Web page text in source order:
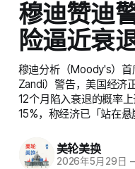
穆迪赞迪
险逼近衰
穆迪分析（Moody's）首
Zandi）警告，美国经
12个月陷入衰退的概率
15%，称经济已「站在悬
美轮美换
2026年5月29日